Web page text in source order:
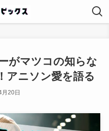
がマツコの知らな
アニソン愛を語る
20日